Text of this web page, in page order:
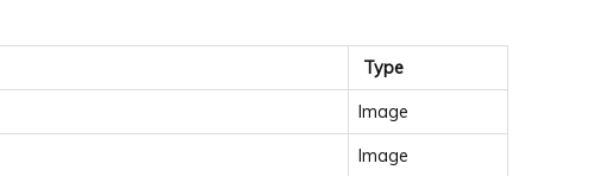
Type
Image
Image